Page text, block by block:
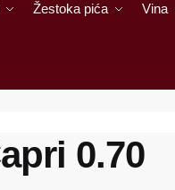
Žestoka pića Vina
0.70